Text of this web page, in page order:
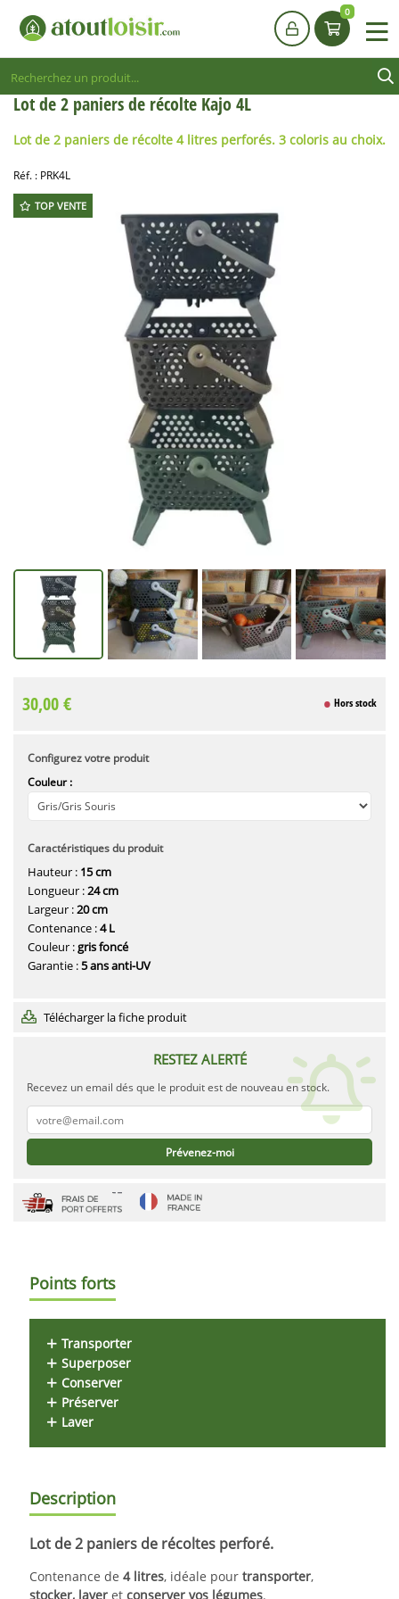
Lot de 2 paniers de récolte Kajo 4L
Lot de 2 paniers de récolte 4 litres perforés. 3 coloris au choix.
Réf. : PRK4L
TOP VENTE
30,00 € Hors stock
Configurez votre produit
Couleur :
Caractéristiques du produit
Hauteur : 15 cm
Longueur :24 cm
Largeur :20 cm
Contenance :4 L
Couleur :gris foncé
Garantie :5 ans anti-UV
Télécharger la fiche produit
RESTEZ ALERTÉ
Recevez un email dés que le produit est de nouveau en stock.
Prévenez-moi
Points forts
Transporter
Superposer
Conserver
Préserver
Laver
Description
Lot de 2 paniers de récoltes perforé.
Contenance de 4 litres, idéale pour transporter,
stocker, laver et conserver vos légumes.
0